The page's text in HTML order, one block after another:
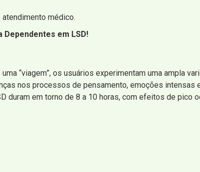
médico.
Dependentes em LSD!
“viagem”, os usuários experimentam uma ampla
nos processos de pensamento, emoções intensas
em torno de 8 a 10 horas, com efeitos de pico